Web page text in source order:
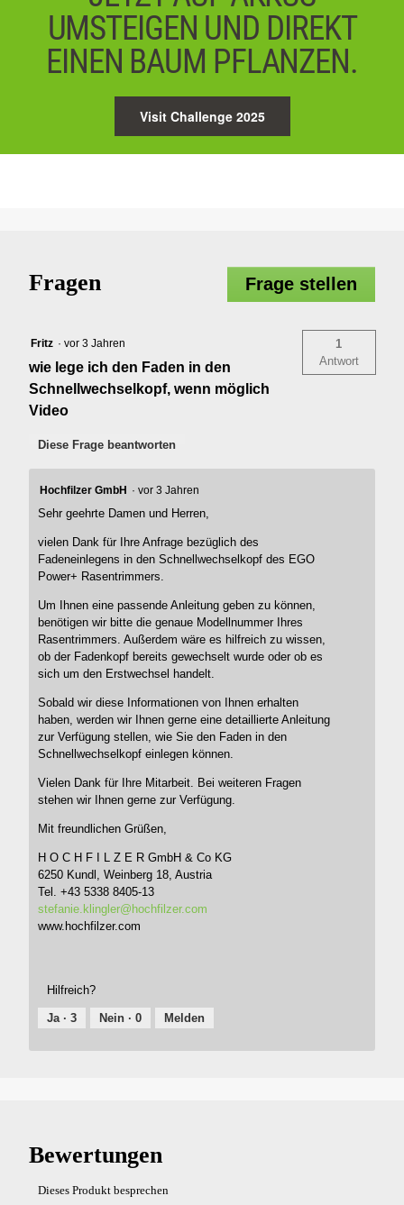
UMSTEIGEN UND DIREKT
EINEN BAUM PFLANZEN.
Visit Challenge 2025
Fragen Frage stellen
Fritz · vor 3 Jahren
wie lege ich den Faden in den
Schnellwechselkopf, wenn möglich
Video
1
Antwort
Diese Frage beantworten
Hochfilzer GmbH · vor 3 Jahren
Sehr geehrte Damen und Herren,
vielen Dank für Ihre Anfrage bezüglich des
Fadeneinlegens in den Schnellwechselkopf des EGO
Power+ Rasentrimmers.
Um Ihnen eine passende Anleitung geben zu können,
benötigen wir bitte die genaue Modellnummer Ihres
Rasentrimmers. Außerdem wäre es hilfreich zu wissen,
ob der Fadenkopf bereits gewechselt wurde oder ob es
sich um den Erstwechsel handelt.
Sobald wir diese Informationen von Ihnen erhalten
haben, werden wir Ihnen gerne eine detaillierte Anleitung
zur Verfügung stellen, wie Sie den Faden in den
Schnellwechselkopf einlegen können.
Vielen Dank für Ihre Mitarbeit. Bei weiteren Fragen
stehen wir Ihnen gerne zur Verfügung.
Mit freundlichen Grüßen,
H O C H F I L Z E R GmbH & Co KG
6250 Kundl, Weinberg 18, Austria
Tel. +43 5338 8405-13
stefanie.klingler@hochfilzer.com
www.hochfilzer.com
Hilfreich?
Ja ·3 Nein ·0 Melden